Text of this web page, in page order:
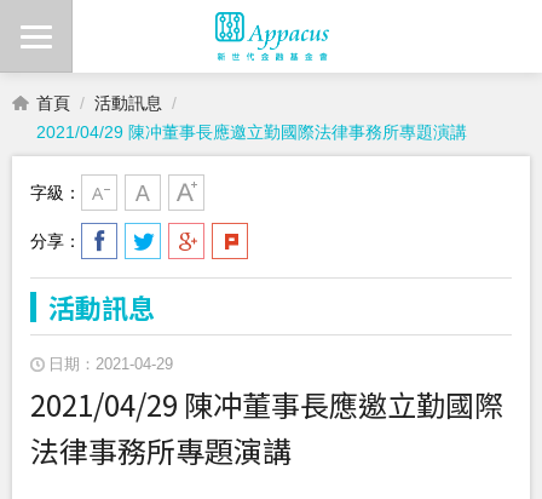
首頁
活動訊息
2021/04/29 陳冲董事長應邀立勤國際法律事務所專題演講
字級：
分享：
活動訊息
日期：2021-04-29
2021/04/29 陳冲董事長應邀立勤國際
法律事務所專題演講